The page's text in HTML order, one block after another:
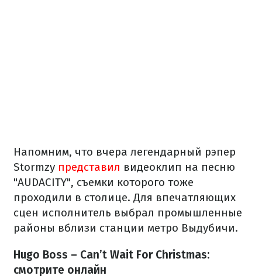
Напомним, что вчера легендарный рэпер
Stormzy представил видеоклип на песню
"AUDACITY", съемки которого тоже
проходили в столице. Для впечатляющих
сцен исполнитель выбрал промышленные
районы вблизи станции метро Выдубичи.
Hugo Boss – Can’t Wait For Christmas:
смотрите онлайн